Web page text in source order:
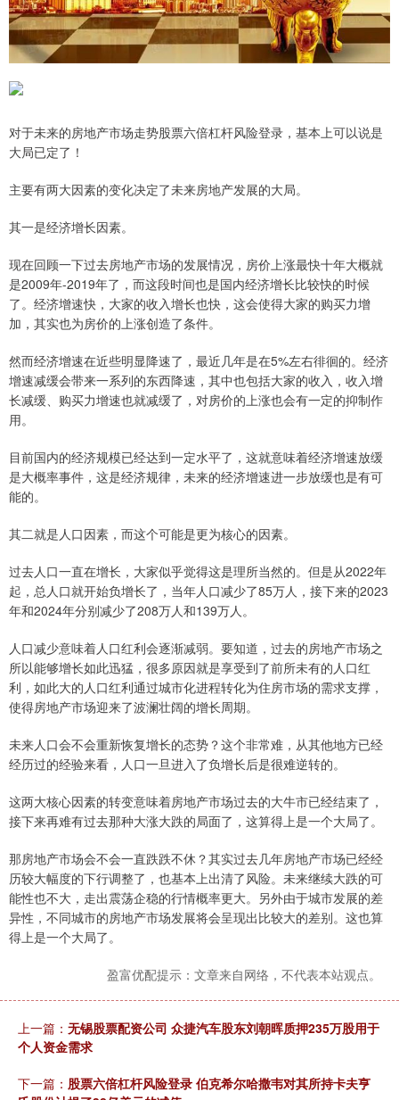
对于未来的房地产市场走势股票六倍杠杆风险登录，基本上可以说是
大局已定了！
主要有两大因素的变化决定了未来房地产发展的大局。
其一是经济增长因素。
现在回顾一下过去房地产市场的发展情况，房价上涨最快十年大概就
是2009年-2019年了，而这段时间也是国内经济增长比较快的时候
了。经济增速快，大家的收入增长也快，这会使得大家的购买力增
加，其实也为房价的上涨创造了条件。
然而经济增速在近些明显降速了，最近几年是在5%左右徘徊的。经济
增速减缓会带来一系列的东西降速，其中也包括大家的收入，收入增
长减缓、购买力增速也就减缓了，对房价的上涨也会有一定的抑制作
用。
目前国内的经济规模已经达到一定水平了，这就意味着经济增速放缓
是大概率事件，这是经济规律，未来的经济增速进一步放缓也是有可
能的。
其二就是人口因素，而这个可能是更为核心的因素。
过去人口一直在增长，大家似乎觉得这是理所当然的。但是从2022年
起，总人口就开始负增长了，当年人口减少了85万人，接下来的2023
年和2024年分别减少了208万人和139万人。
人口减少意味着人口红利会逐渐减弱。要知道，过去的房地产市场之
所以能够增长如此迅猛，很多原因就是享受到了前所未有的人口红
利，如此大的人口红利通过城市化进程转化为住房市场的需求支撑，
使得房地产市场迎来了波澜壮阔的增长周期。
未来人口会不会重新恢复增长的态势？这个非常难，从其他地方已经
经历过的经验来看，人口一旦进入了负增长后是很难逆转的。
这两大核心因素的转变意味着房地产市场过去的大牛市已经结束了，
接下来再难有过去那种大涨大跌的局面了，这算得上是一个大局了。
那房地产市场会不会一直跌跌不休？其实过去几年房地产市场已经经
历较大幅度的下行调整了，也基本上出清了风险。未来继续大跌的可
能性也不大，走出震荡企稳的行情概率更大。另外由于城市发展的差
异性，不同城市的房地产市场发展将会呈现出比较大的差别。这也算
得上是一个大局了。
盈富优配提示：文章来自网络，不代表本站观点。
上一篇： 无锡股票配资公司 众捷汽车股东刘朝晖质押235万股用于
个人资金需求
下一篇： 股票六倍杠杆风险登录 伯克希尔哈撒韦对其所持卡夫亨